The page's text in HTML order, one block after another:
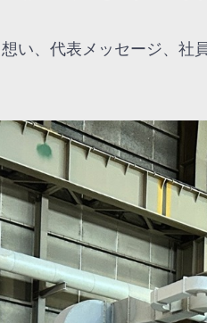
い、代表メッセージ、社